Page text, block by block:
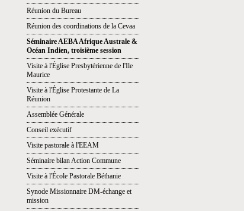
Réunion du Bureau
Réunion des coordinations de la Cevaa
Séminaire AEBA Afrique Australe &
Océan Indien, troisième session
Visite à l'Église Presbytérienne de l'Ile
Maurice
Visite à l'Église Protestante de La
Réunion
Assemblée Générale
Conseil exécutif
Visite pastorale à l'EEAM
Séminaire bilan Action Commune
Visite à l'École Pastorale Béthanie
Synode Missionnaire DM-échange et
mission